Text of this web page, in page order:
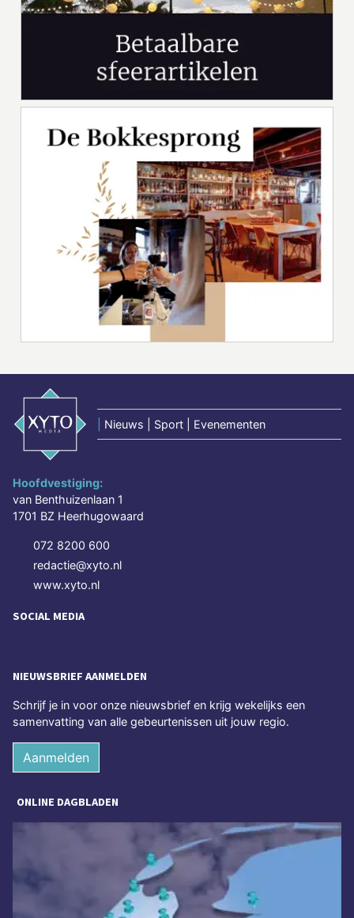
Nieuws | Sport | Evenementen
Hoofdvestiging:
van Benthuizenlaan 1
1701 BZ Heerhugowaard
072 8200 600
redactie@xyto.nl
www.xyto.nl
SOCIAL MEDIA
NIEUWSBRIEF AANMELDEN
Schrijf je in voor onze nieuwsbrief en krijg wekelijks een
samenvatting van alle gebeurtenissen uit jouw regio.
Aanmelden
ONLINE DAGBLADEN